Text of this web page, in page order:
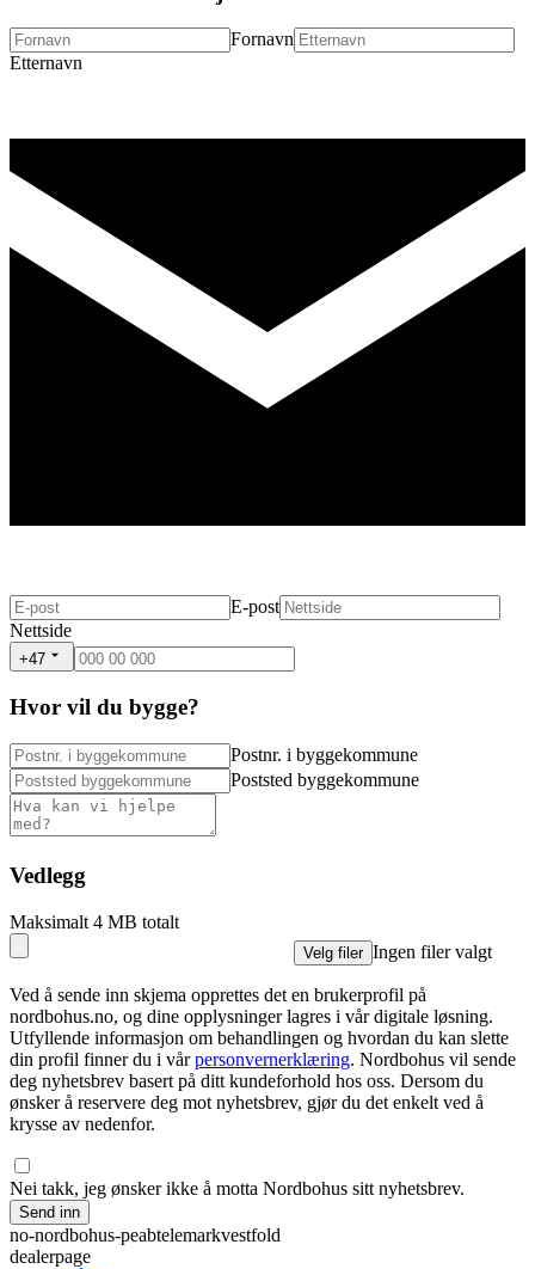
Fornavn
Etternavn
E-post
Nettside
+47
Hvor vil du bygge?
Postnr. i byggekommune
Poststed byggekommune
Vedlegg
Maksimalt 4 MB totalt
Velg filer Ingen filer valgt
Ved å sende inn skjema opprettes det en brukerprofil på
nordbohus.no, og dine opplysninger lagres i vår digitale løsning.
Utfyllende informasjon om behandlingen og hvordan du kan slette
din profil finner du i vår personvernerklæring. Nordbohus vil sende
deg nyhetsbrev basert på ditt kundeforhold hos oss. Dersom du
ønsker å reservere deg mot nyhetsbrev, gjør du det enkelt ved å
krysse av nedenfor.
Nei takk, jeg ønsker ikke å motta Nordbohus sitt nyhetsbrev.
Send inn
no-nordbohus-peabtelemarkvestfold
dealerpage